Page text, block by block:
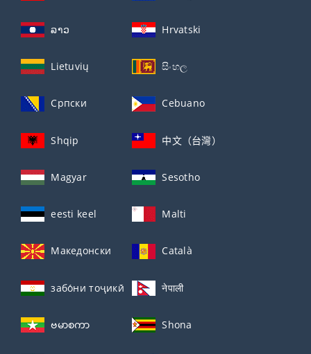
ລາວ Hrvatski
Lietuvių සිංහල
Српски Cebuano
Shqip 中文（台灣）
Magyar Sesotho
eesti keel Malti
Македонски Català
забо́ни тоҷикӣ́ नेपाली
ဗမာစကာ Shona